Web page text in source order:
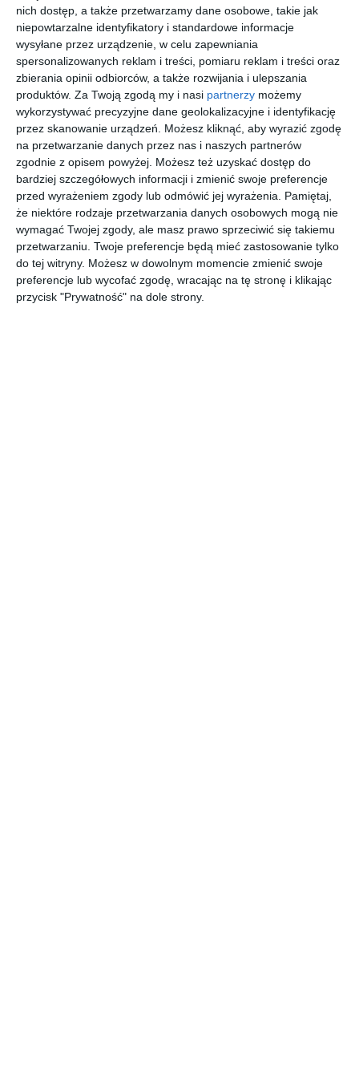
nich dostęp, a także przetwarzamy dane osobowe, takie jak
niepowtarzalne identyfikatory i standardowe informacje
wysyłane przez urządzenie, w celu zapewniania
spersonalizowanych reklam i treści, pomiaru reklam i treści oraz
zbierania opinii odbiorców, a także rozwijania i ulepszania
produktów. Za Twoją zgodą my i nasi partnerzy możemy
wykorzystywać precyzyjne dane geolokalizacyjne i identyfikację
przez skanowanie urządzeń. Możesz kliknąć, aby wyrazić zgodę
na przetwarzanie danych przez nas i naszych partnerów
zgodnie z opisem powyżej. Możesz też uzyskać dostęp do
bardziej szczegółowych informacji i zmienić swoje preferencje
przed wyrażeniem zgody lub odmówić jej wyrażenia.
Pamiętaj,
że niektóre rodzaje przetwarzania danych osobowych mogą nie
wymagać Twojej zgody, ale masz prawo sprzeciwić się takiemu
przetwarzaniu. Twoje preferencje będą mieć zastosowanie tylko
do tej witryny. Możesz w dowolnym momencie zmienić swoje
preferencje lub wycofać zgodę, wracając na tę stronę i klikając
przycisk "Prywatność" na dole strony.
Kup bilet
28 sierpnia 2026
Tenorzy w
Bieli
11 września 2026
Polska
Noc
Kabareto
wa 2026
13 września 2026
Ola
Maurer
8 stycznia 2027
TGD -
Kolędy
świata
więcej biletów
Mocna podwyżka kosztów wykonania schodów
na Woli
Autor projektu początkowo wycenił budowę schodów na 50